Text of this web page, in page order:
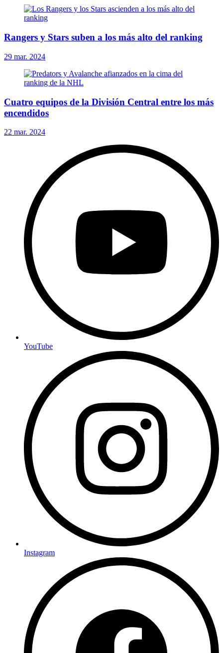
Rangers y Stars suben a los más alto del ranking
29 mar. 2024
Cuatro equipos de la División Central entre los más
encendidos
22 mar. 2024
YouTube
Instagram